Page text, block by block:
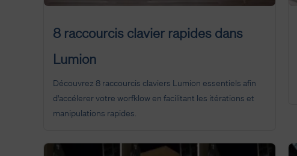
8 raccourcis clavier rapides dans
Lumion
Découvrez 8 raccourcis claviers Lumion essentiels afin
d'accélerer votre worfklow en facilitant les itérations et
manipulations rapides.